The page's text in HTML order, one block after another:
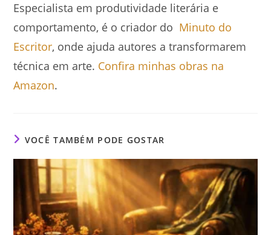
Especialista em produtividade literária e
comportamento, é o criador do Minuto do
Escritor, onde ajuda autores a transformarem
técnica em arte. Confira minhas obras na
Amazon.
VOCÊ TAMBÉM PODE GOSTAR